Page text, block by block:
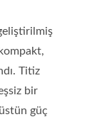
Titiz
bir
güç